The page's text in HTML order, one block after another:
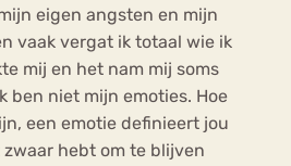
eigen angsten en mijn
vaak vergat ik totaal wie ik
mij en het nam mij soms
ben niet mijn emoties. Hoe
een emotie definieert jou
hebt om te blijven